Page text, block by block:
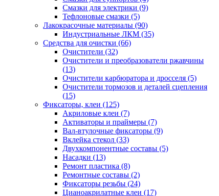
Смазки для электрики (9)
Тефлоновые смазки (5)
Лакокрасочные материалы (90)
Индустриальные ЛКМ (35)
Средства для очистки (66)
Очистители (32)
Очистители и преобразователи ржавчины
(13)
Очистители карбюратора и дросселя (5)
Очистители тормозов и деталей сцепления
(15)
Фиксаторы, клеи (125)
Акриловые клеи (7)
Активаторы и праймеры (7)
Вал-втулочные фиксаторы (9)
Вклейка стекол (33)
Двухкомпонентные составы (5)
Насадки (13)
Ремонт пластика (8)
Ремонтные составы (2)
Фиксаторы резьбы (24)
Цианоакрилатные клеи (17)